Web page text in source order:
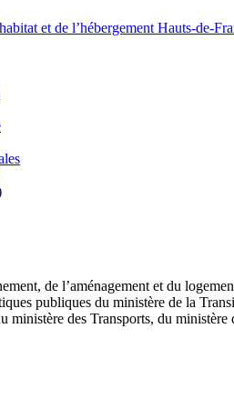
et de l’hébergement Hauts-de-
de l’aménagement et du
publiques du ministère de la
ministère des Transports, du